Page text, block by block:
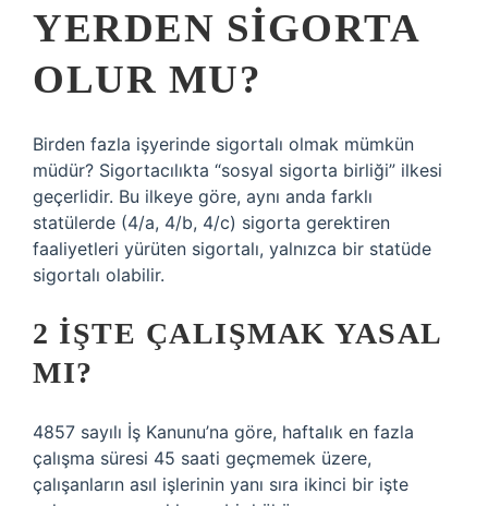
YERDEN SIGORTA
OLUR MU?
Birden fazla işyerinde sigortalı olmak mümkün
müdür? Sigortacılıkta “sosyal sigorta birliği” ilkesi
geçerlidir. Bu ilkeye göre, aynı anda farklı
statülerde (4/a, 4/b, 4/c) sigorta gerektiren
faaliyetleri yürüten sigortalı, yalnızca bir statüde
sigortalı olabilir.
2 İŞTE ÇALIŞMAK YASAL
MI?
4857 sayılı İş Kanunu’na göre, haftalık en fazla
çalışma süresi 45 saati geçmemek üzere,
çalışanların asıl işlerinin yanı sıra ikinci bir işte